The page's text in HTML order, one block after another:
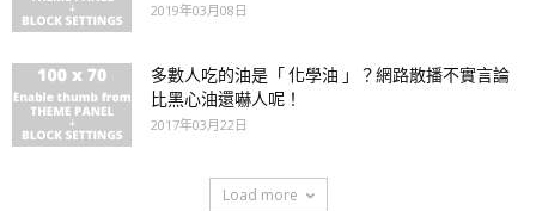
2019年03月08日
多數人吃的油是「 化學油 」？網路散播不實言論
比黑心油還嚇人呢！
2017年03月22日
Load more